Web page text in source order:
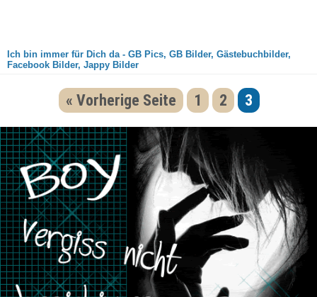
Ich bin immer für Dich da - GB Pics, GB Bilder, Gästebuchbilder,
Facebook Bilder, Jappy Bilder
« Vorherige Seite 1 2 3